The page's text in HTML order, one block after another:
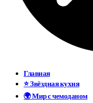
Главная
⭐ Звёздная кухня
🌍 Мир с чемоданом